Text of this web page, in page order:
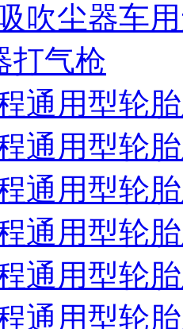
吹尘器车
打气枪
通用型轮
通用型轮
通用型轮
通用型轮
通用型轮
通用型轮